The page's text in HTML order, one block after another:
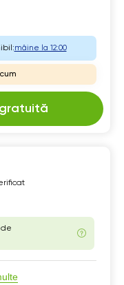
mâine la 12:00